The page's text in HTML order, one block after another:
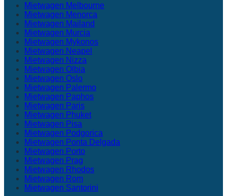
Mietwagen Melbourne
Mietwagen Menorca
Mietwagen Mailand
Mietwagen Murcia
Mietwagen Mykonos
Mietwagen Neapel
Mietwagen Nizza
Mietwagen Olbia
Mietwagen Oslo
Mietwagen Palermo
Mietwagen Paphos
Mietwagen Paris
Mietwagen Phuket
Mietwagen Pisa
Mietwagen Podgorica
Mietwagen Ponta Delgada
Mietwagen Porto
Mietwagen Prag
Mietwagen Rhodos
Mietwagen Rom
Mietwagen Santorini